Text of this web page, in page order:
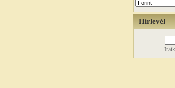
Hírlevél